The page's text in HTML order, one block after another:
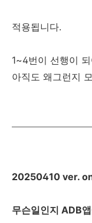
적용됩니다.
1~4번이 선행이
아직도 왜그런지
20250410 ver.
무슨일인지 ADB